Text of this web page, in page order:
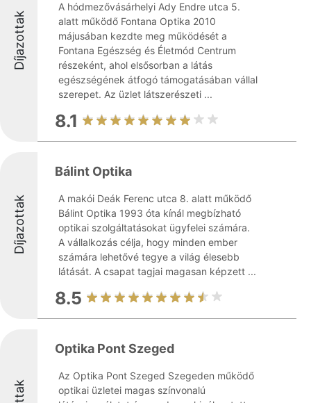
Díjazottak
A hódmezővásárhelyi Ady Endre utca 5.
alatt működő Fontana Optika 2010
májusában kezdte meg működését a
Fontana Egészség és Életmód Centrum
részeként, ahol elsősorban a látás
egészségének átfogó támogatásában vállal
szerepet. Az üzlet látszerészeti ...
8.1
Díjazottak
Bálint Optika
A makói Deák Ferenc utca 8. alatt működő
Bálint Optika 1993 óta kínál megbízható
optikai szolgáltatásokat ügyfelei számára.
A vállalkozás célja, hogy minden ember
számára lehetővé tegye a világ élesebb
látását. A csapat tagjai magasan képzett ...
8.5
Optika Pont Szeged
Az Optika Pont Szeged Szegeden működő
optikai üzletei magas színvonalú